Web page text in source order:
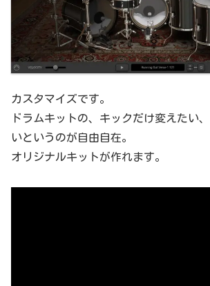
カスタマイズです。
ドラムキットの、キックだけ変えたい
いというのが自由自在。
オリジナルキットが作れます。